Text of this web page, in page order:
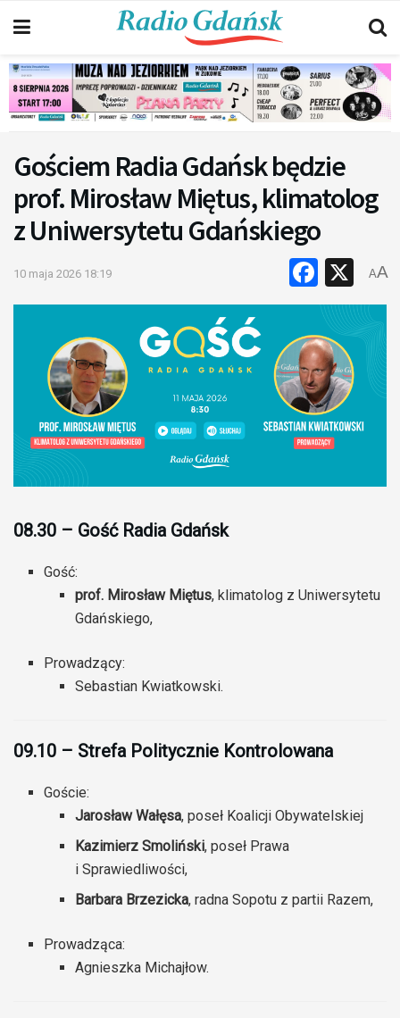
Gościem Radia Gdańsk będzie
prof. Mirosław Miętus, klimatolog
z Uniwersytetu Gdańskiego
10 maja 2026 18:19 X
AA
08.30 – Gość Radia Gdańsk
Gość:
prof. Mirosław Miętus, klimatolog z Uniwersytetu
Gdańskiego,
Prowadzący:
Sebastian Kwiatkowski.
09.10 – Strefa Politycznie Kontrolowana
Goście:
Jarosław Wałęsa, poseł Koalicji Obywatelskiej
Kazimierz Smoliński, poseł Prawa
i Sprawiedliwości,
Barbara Brzezicka, radna Sopotu z partii Razem,
Prowadząca:
Agnieszka Michajłow.